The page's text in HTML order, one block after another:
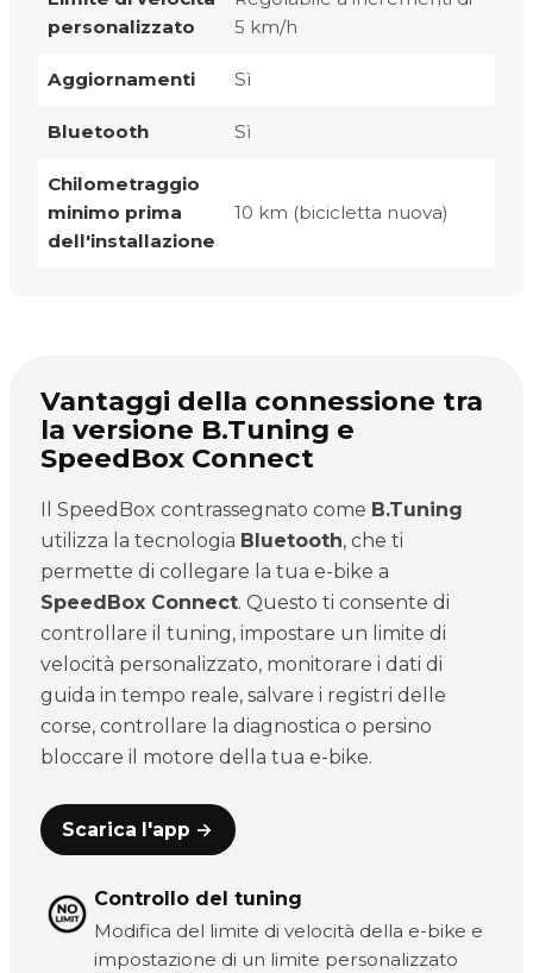
personalizzato
5 km/h
Aggiornamenti Sì
Bluetooth Sì
Chilometraggio
minimo prima
dell'installazione
10 km (bicicletta nuova)
Vantaggi della connessione tra
la versione B.Tuning e
SpeedBox Connect
Il SpeedBox contrassegnato come B.Tuning
utilizza la tecnologia Bluetooth, che ti
permette di collegare la tua e-bike a
SpeedBox Connect. Questo ti consente di
controllare il tuning, impostare un limite di
velocità personalizzato, monitorare i dati di
guida in tempo reale, salvare i registri delle
corse, controllare la diagnostica o persino
bloccare il motore della tua e-bike.
Scarica l'app →
Controllo del tuning
Modifica del limite di velocità della e-bike e
impostazione di un limite personalizzato